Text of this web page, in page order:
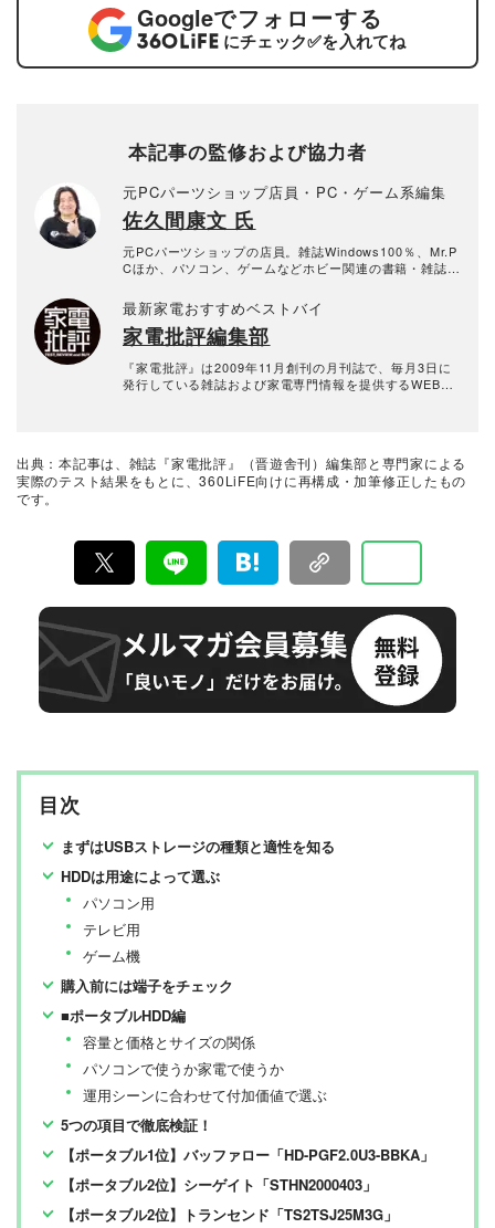
Googleでフォローする
にチェック✅を入れてね
本記事の監修および協力者
元PCパーツショップ店員・PC・ゲーム系編集
佐久間康文 氏
元PCパーツショップの店員。雑誌Windows100％、Mr.P
Cほか、パソコン、ゲームなどホビー関連の書籍・雑誌を
から始まり、ひと通りの国産機を所有した後にDOS/V
（自作PC）に行き着く。仕事上、多方面の最新情報に精
通しているが、あらゆる知識の土台は80年代カルチャー
にある。
最新家電おすすめベストバイ
家電批評編集部
『家電批評』は2009年11月創刊の月刊誌で、毎月3日に
発行している雑誌および家電専門情報を提供するWEBメ
検証機関が実機テストを行い、価格やブランドに惑わさ
れることなく製品の本質的な性能を見極め、その良し悪
出典：本記事は、雑誌『家電批評』（晋遊舎刊）編集部と専門家による
実際のテスト結果をもとに、360LiFE向けに再構成・加筆修正したもの
です。
目次
まずはUSBストレージの種類と適性を知る
HDDは用途によって選ぶ
パソコン用
テレビ用
ゲーム機
購入前には端子をチェック
■ポータブルHDD編
容量と価格とサイズの関係
パソコンで使うか家電で使うか
運用シーンに合わせて付加価値で選ぶ
5つの項目で徹底検証！
【ポータブル1位】バッファロー「HD-PGF2.0U3-BBKA」
【ポータブル2位】シーゲイト「STHN2000403」
【ポータブル2位】トランセンド「TS2TSJ25M3G」